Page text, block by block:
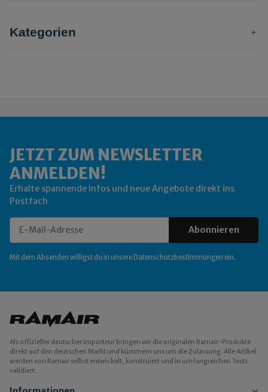
Kategorien
JETZT ZUM NEWSLETTER
ANMELDEN!
Erhalte spannende Infos und neue Angebote direkt ins
Postfach
Abonnieren
Mit dem Absenden willigst du in unsere Datenschutzbestimmungen ein.
Als offizieller deutscher Importeur bringen wir die originalen Ramair-Produkte
direkt auf den deutschen Markt und kümmern uns um die Zulassung. Alle Artikel
werden von Ramair selbst entwickelt, konstruiert und in umfangreichen Tests
validiert.